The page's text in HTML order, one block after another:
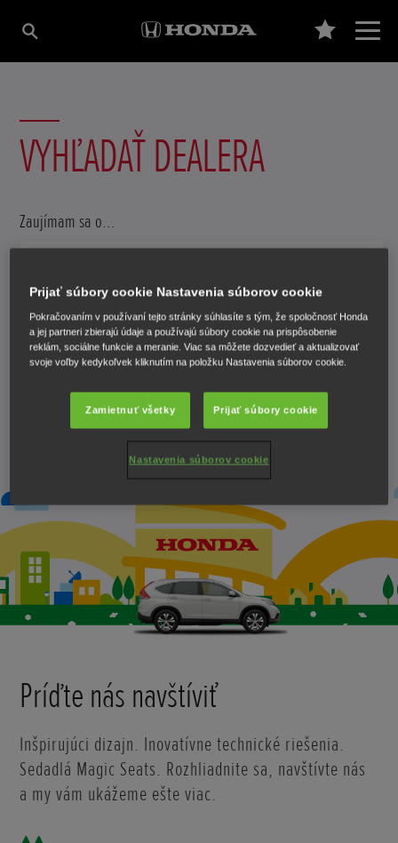
VYHĽADAŤ DEALERA
Zaujímam sa o...
Servis
Hľadať
Príďte nás navštíviť
Inšpirujúci dizajn. Inovatívne technické riešenia.
Sedadlá Magic Seats. Rozhliadnite sa, navštívte nás
a my vám ukážeme ešte viac.
Prijať súbory cookie Nastavenia súborov cookie
Pokračovaním v používaní tejto stránky súhlasíte s tým, že spoločnosť Honda
a jej partneri zbierajú údaje a používajú súbory cookie na prispôsobenie
reklám, sociálne funkcie a meranie. Viac sa môžete dozvedieť a aktualizovať
svoje voľby kedykoľvek kliknutím na položku Nastavenia súborov cookie.
Zamietnuť všetky Prijať súbory cookie
Nastavenia súborov cookie